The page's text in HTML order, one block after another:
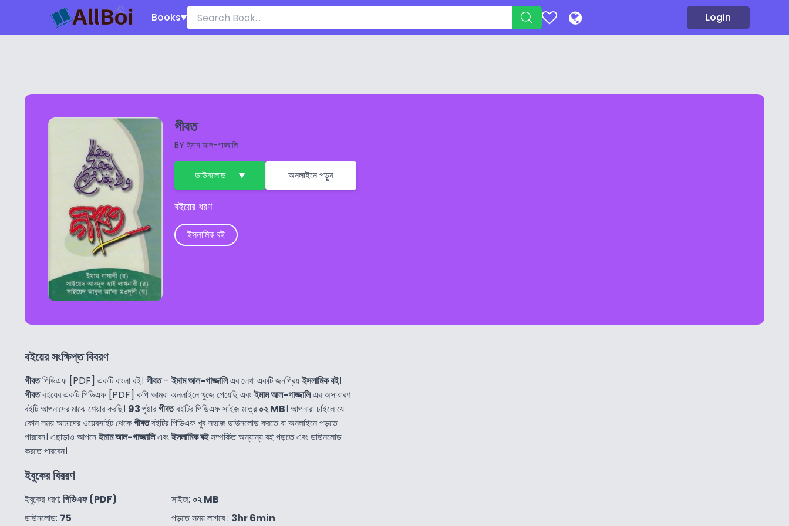
Books Login
গীবত
BY ইমাম আল-গাজ্জালি
ডাউনলোড অনলাইনে পড়ুন
বইয়ের ধরণ
ইসলামিক বই
বইয়ের সংক্ষিপ্ত বিবরণ
গীবতপিডিএফ [PDF] একটি বাংলা বই। গীবত- ইমাম আল-গাজ্জালিএর লেখা একটি জনপ্রিয়ইসলামিক বই।
গীবতবইয়ের একটি পিডিএফ [PDF] কপি আমরা অনলাইনে খুজে পেয়েছি এবংইমাম আল-গাজ্জালিএর অসাধারণ
বইটি আপনাদের মাঝে শেয়ার করছি। 93পৃষ্টারগীবতবইটির পিডিএফ সাইজ মাত্র০২ MB। আপনারা চাইলে যে
কোন সময় আমাদের ওয়েবসাইট থেকেগীবতবইটির পিডিএফ খুব সহজে ডাউনলোড করতে বা অনলাইনে পড়তে
পারবেন। এছাড়াও আপনেইমাম আল-গাজ্জালিএবংইসলামিক বইসম্পর্কিত অন্যান্য বই পড়তে এবং ডাউনলোড
করতে পারবেন।
ইবুকের বিররণ
ইবুকের ধরণ: পিডিএফ (PDF)
ডাউনলোড: 75
সাইজ: ০২ MB
পড়তে সময় লাগবে : 3hr 6min